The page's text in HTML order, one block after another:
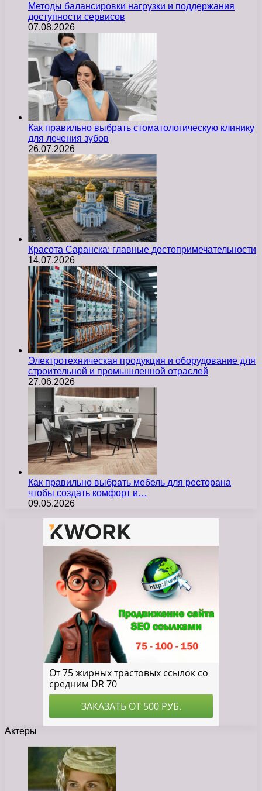
Методы балансировки нагрузки и поддержания
доступности сервисов
07.08.2026
Как правильно выбрать стоматологическую клинику
для лечения зубов
26.07.2026
Красота Саранска: главные достопримечательности
14.07.2026
Электротехническая продукция и оборудование для
строительной и промышленной отраслей
27.06.2026
Как правильно выбрать мебель для ресторана
чтобы создать комфорт и…
09.05.2026
Актеры